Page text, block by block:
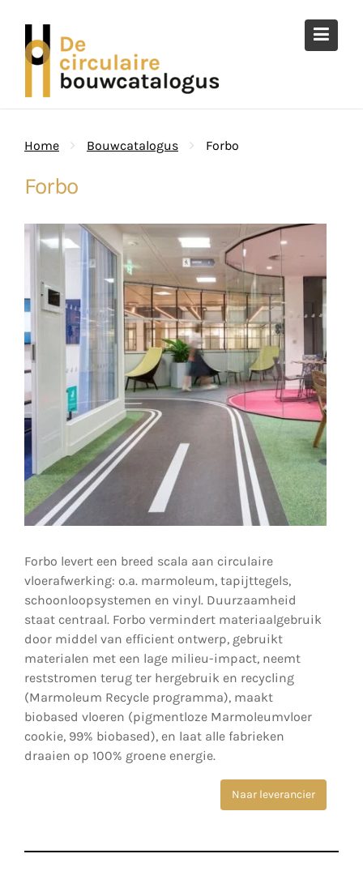
naar
inhoud
Home Bouwcatalogus Forbo
Forbo
Forbo levert een breed scala aan circulaire
vloerafwerking: o.a. marmoleum, tapijttegels,
schoonloopsystemen en vinyl. Duurzaamheid
staat centraal. Forbo vermindert materiaalgebruik
door middel van efficient ontwerp, gebruikt
materialen met een lage milieu-impact, neemt
reststromen terug ter hergebruik en recycling
(Marmoleum Recycle programma), maakt
biobased vloeren (pigmentloze Marmoleumvloer
cookie, 99% biobased), en laat alle fabrieken
draaien op 100% groene energie.
Naar leverancier